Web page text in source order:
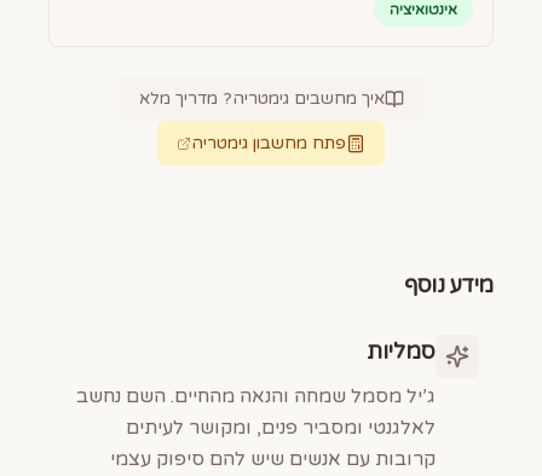
אינטואיציה
איך מחשבים גימטריה? מדריך מלא
פתח מחשבון גימטריה
מידע נוסף
סמליות
ג’יל מסמל שמחה והנאה מהחיים. השם נחשב
לאלגנטי ומסביר פנים, ומקושר לעיתים
קרובות עם אנשים שיש להם סיפוק עצמי